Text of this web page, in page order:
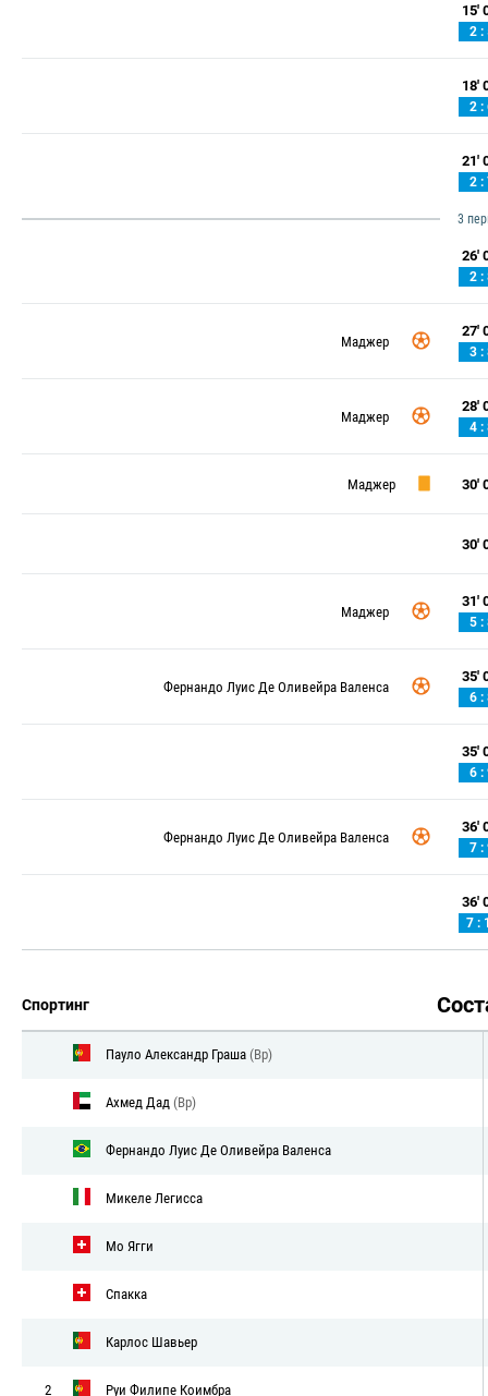
15'
2 :
18'
2 :
21'
2 :
3
26'
2 :
Маджер
27'
3 :
Маджер
28'
4 :
Маджер 30'
30'
Маджер
31'
5 :
Фернандо Луис Де Оливейра Валенса
35'
6 :
35'
6 :
Фернандо Луис Де Оливейра Валенса
36'
7 :
36'
7 :
Спортинг
Пауло Александр Граша (Вр)
Ахмед Дад (Вр)
Фернандо Луис Де Оливейра Валенса
Микеле Легисса
Мо Ягги
Спакка
Карлос Шавьер
2 Руи Филипе Коимбра